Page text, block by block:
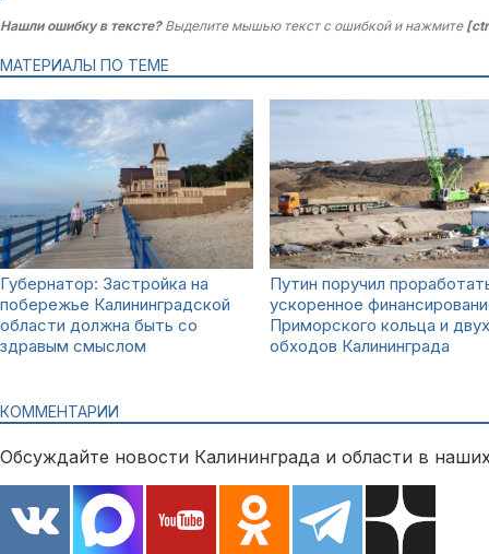
Нашли ошибку в тексте?Выделите мышью текст с ошибкой и нажмите
МАТЕРИАЛЫ ПО ТЕМЕ
Губернатор: Застройка на
побережье Калининградской
области должна быть со
здравым смыслом
Путин поручил
ускоренное
Приморского кольца и двух
обходов Калининграда
КОММЕНТАРИИ
Обсуждайте новости Калининграда и области в